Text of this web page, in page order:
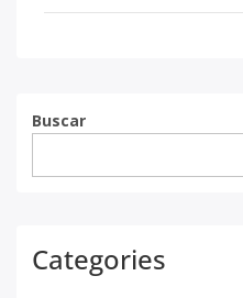
entradas
Buscar
Categories